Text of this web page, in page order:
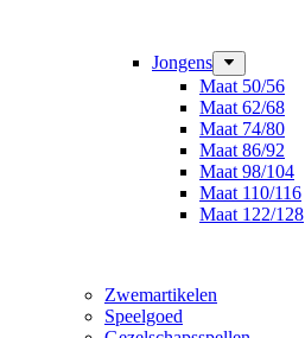
Jongens
Maat 50/56
Maat 62/68
Maat 74/80
Maat 86/92
Maat 98/104
Maat 110/116
Maat 122/128
Zwemartikelen
Speelgoed